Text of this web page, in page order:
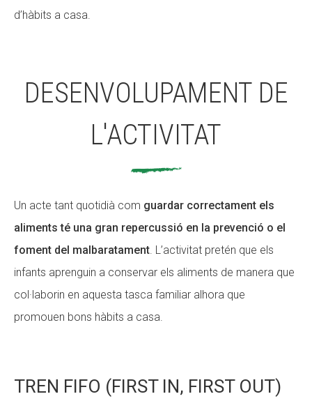
d’hàbits a casa.
DESENVOLUPAMENT DE
L'ACTIVITAT
Un acte tant quotidià com guardar correctament els
aliments té una gran repercussió en la prevenció o el
foment del malbaratament. L’activitat pretén que els
infants aprenguin a conservar els aliments de manera que
col·laborin en aquesta tasca familiar alhora que
promouen bons hàbits a casa.
TREN FIFO (FIRST IN, FIRST OUT)